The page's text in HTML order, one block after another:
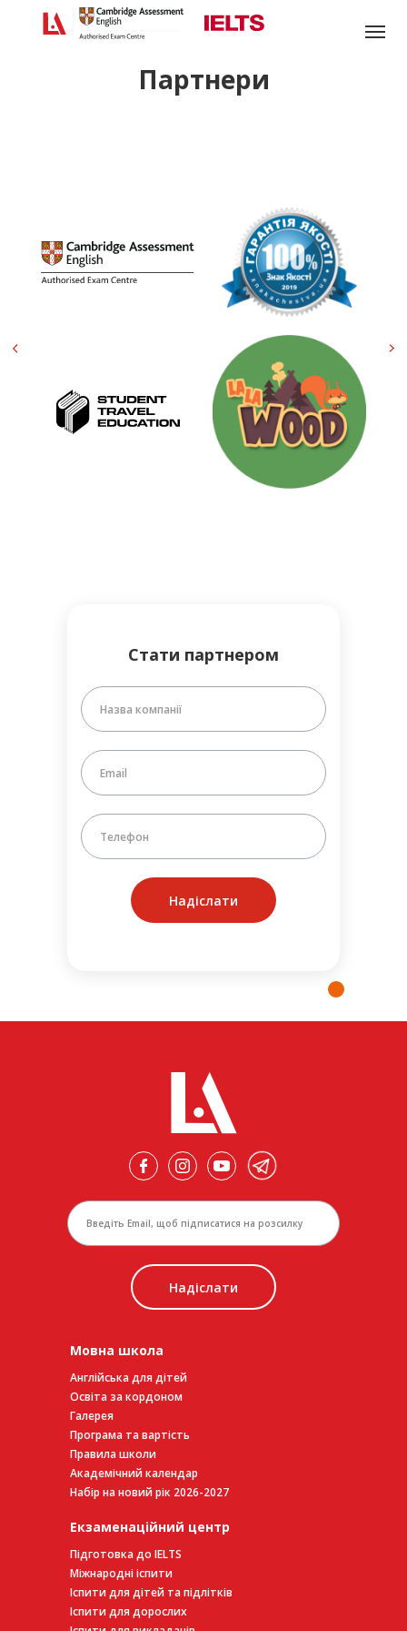
Партнери
Партнери
Надіслати
Стати партнером
Мовна школа
Англійська для дітей
Освіта за кордоном
Галерея
Програма та вартість
Правила школи
Надіслати
Набір на новий рік 2026-2027
Академічний календар
Підготовка до IELTS
Міжнародні іспити
Іспити для дітей та підлітків
Іспити для дорослих
Екзаменаційний центр